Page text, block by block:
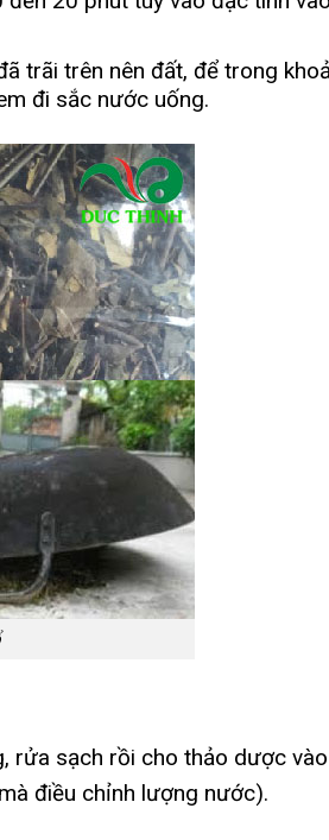
trãi trên nên đất, để trong
đi sắc nước uống.
rửa sạch rồi cho thảo dược vào
điều chỉnh lượng nước).